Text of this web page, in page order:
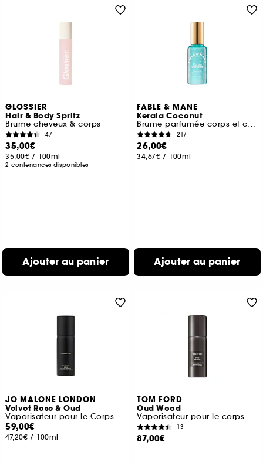
GLOSSIER
Hair & Body Spritz
Brume cheveux & corps
47
35,00€
35,00€ / 100ml
2 contenances disponibles
Ajouter au panier
FABLE & MANE
Kerala Coconut
Brume parfumée corps et cheveux
217
26,00€
34,67€ / 100ml
Ajouter au panier
JO MALONE LONDON
Velvet Rose & Oud
Vaporisateur pour le Corps
59,00€
47,20€ / 100ml
TOM FORD
Oud Wood
Vaporisateur pour le corps
13
87,00€